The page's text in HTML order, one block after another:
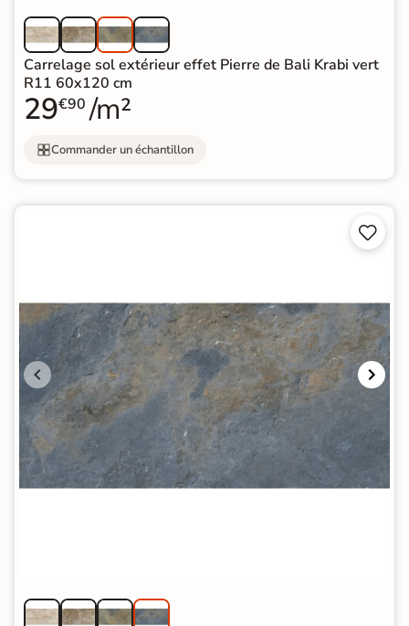
Carrelage sol extérieur effet Pierre de Bali Krabi vert
R11 60x120 cm
29€90 /m²
Commander un échantillon

